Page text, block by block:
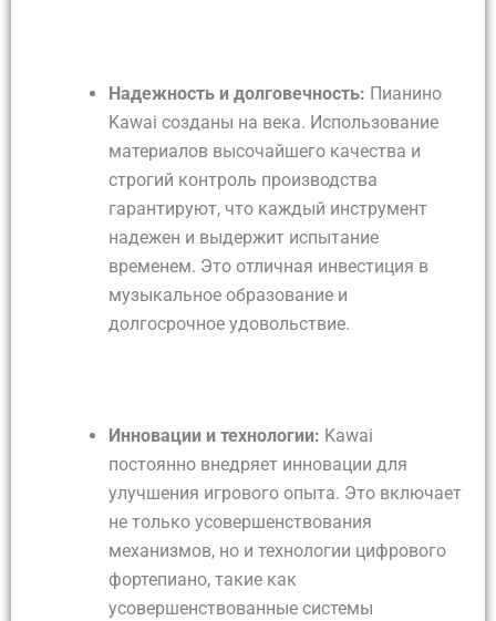
Надежность и долговечность: Пианино
Kawai созданы на века. Использование
материалов высочайшего качества и
строгий контроль производства
гарантируют, что каждый инструмент
надежен и выдержит испытание
временем. Это отличная инвестиция в
музыкальное образование и
долгосрочное удовольствие.
Инновации и технологии: Kawai
постоянно внедряет инновации для
улучшения игрового опыта. Это включает
не только усовершенствования
механизмов, но и технологии цифрового
фортепиано, такие как
усовершенствованные системы